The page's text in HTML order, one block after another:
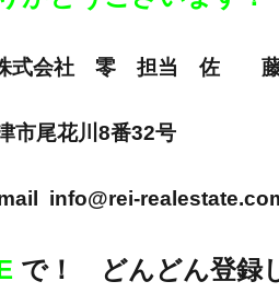
株式会社 零 担当 佐 藤
市尾花川8番32号
info@rei-
で！ どんどん登録